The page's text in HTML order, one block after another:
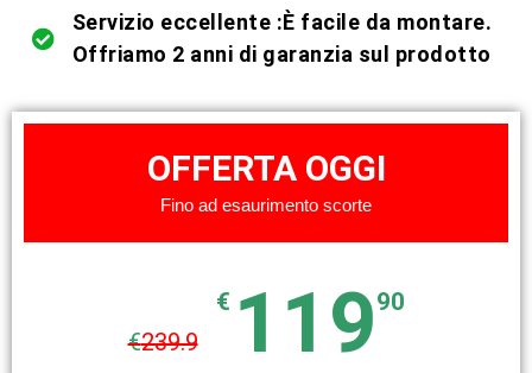
Servizio eccellente :È facile da montare.
Offriamo 2 anni di garanzia sul prodotto
OFFERTA OGGI
Fino ad esaurimento scorte
€239.9
€ 11990